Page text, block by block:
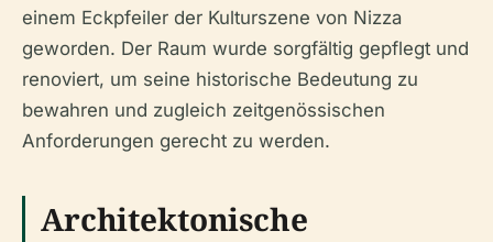
einem Eckpfeiler der Kulturszene von Nizza
geworden. Der Raum wurde sorgfältig gepflegt und
renoviert, um seine historische Bedeutung zu
bewahren und zugleich zeitgenössischen
Anforderungen gerecht zu werden.
Architektonische